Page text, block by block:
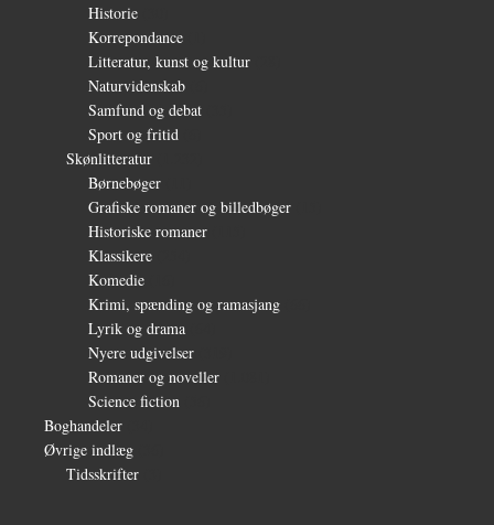
Historie
Korrepondance
Litteratur, kunst og kultur
Naturvidenskab
Samfund og debat
Sport og fritid
Skønlitteratur
Børnebøger
Grafiske romaner og billedbøger
Historiske romaner
Klassikere
Komedie
Krimi, spænding og ramasjang
Lyrik og drama
Nyere udgivelser
Romaner og noveller
Science fiction
Boghandeler
Øvrige indlæg
Tidsskrifter